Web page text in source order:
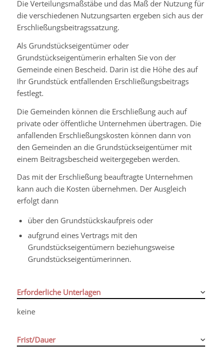
Die Verteilungsmaßstäbe und das Maß der Nutzung für
die verschiedenen Nutzungsarten ergeben sich aus der
Erschließungsbeitragssatzung.
Als Grundstückseigentümer oder
Grundstückseigentümerin erhalten Sie von der
Gemeinde einen Bescheid. Darin ist die Höhe des auf
Ihr Grundstück entfallenden Erschließungsbeitrags
festlegt.
Die Gemeinden können die Erschließung auch auf
private oder öffentliche Unternehmen übertragen. Die
anfallenden Erschließungskosten können dann von
den Gemeinden an die Grundstückseigentümer mit
einem Beitragsbescheid weitergegeben werden.
Das mit der Erschließung beauftragte Unternehmen
kann auch die Kosten übernehmen. Der Ausgleich
erfolgt dann
über den Grundstückskaufpreis oder
aufgrund eines Vertrags mit den
Grundstückseigentümern beziehungsweise
Grundstückseigentümerinnen.
Erforderliche Unterlagen
keine
Frist/Dauer